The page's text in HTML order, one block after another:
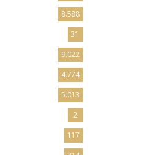
8.588
31
9.022
4.774
5.013
2
117